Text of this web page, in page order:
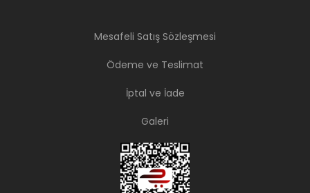
Mesafeli Satış Sözleşmesi
Ödeme ve Teslimat
İptal ve İade
Galeri